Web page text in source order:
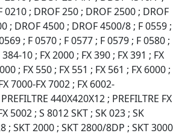
0210 ; DROF 250 ; DROF 2500 ; DROF
; DROF 4500 ; DROF 4500/8 ; F 0559 ;
; F 0570 ; F 0577 ; F 0579 ; F 0580 ;
10 ; FX 2000 ; FX 390 ; FX 391 ; FX
; FX 550 ; FX 551 ; FX 561 ; FX 6000 ;
7000-FX 7002 ; FX 6002-
440X420X12 ; PREFILTRE FX
5002 ; S 8012 SKT ; SK 023 ; SK
; SKT 2000 ; SKT 2800/8DP ; SKT 3000